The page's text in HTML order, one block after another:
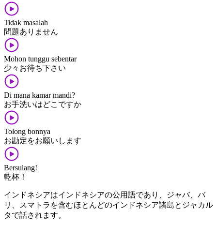
Tidak masalah
問題​ありません
Mohon tunggu sebentar
少々​お待ち​下さい
Di mana kamar mandi?
お手洗い​は​どこ​です​か
Tolong bonnya
お勘定​を​お願いします
Bersulang!
乾杯！
インドネシアはインドネシアの公用語であり、ジャバ、バ
リ、スマトラを含むほとんどのインドネシア諸島とジャカル
タで話されます。